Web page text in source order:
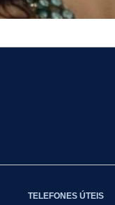
TELEFONES ÚTEIS